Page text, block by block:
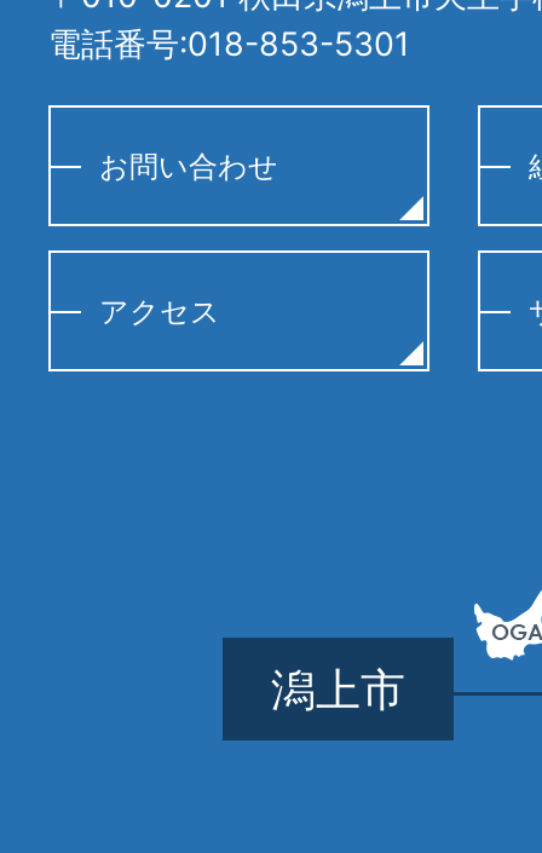
電話番号:018-853-5301
お問い合わせ
アクセス
潟上市